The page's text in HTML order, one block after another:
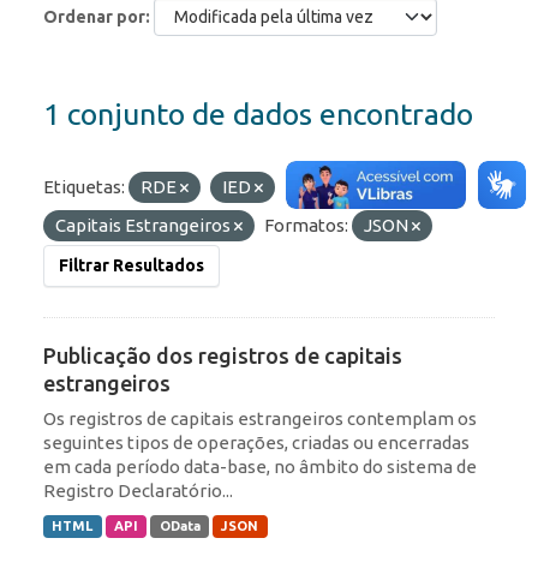
Ordenar por
1 conjunto de dados encontrado
Etiquetas: RDE
IED
Capitais Estrangeiros
Formatos: JSON
Filtrar Resultados
Publicação dos registros de capitais
estrangeiros
Os registros de capitais estrangeiros contemplam os
seguintes tipos de operações, criadas ou encerradas
em cada período data-base, no âmbito do sistema de
Registro Declaratório...
HTML API OData JSON